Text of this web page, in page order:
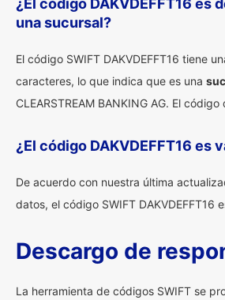
¿El código DAKVDEFFT16 es
una sucursal?
El código SWIFT DAKVDEFFT16 tiene
caracteres, lo que indica que es una
CLEARSTREAM BANKING AG. El
¿El código DAKVDEFFT16 es
De acuerdo con nuestra última
datos, el código SWIFT DAKVDEFFT16
Descargo de
La herramienta de códigos SWIFT se